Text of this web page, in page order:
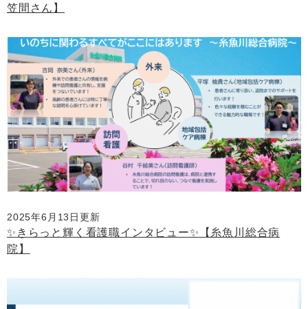
笠間さん】
2025年6月13日更新
✨きらっと輝く看護職インタビュー✨【糸魚川総合病
院】